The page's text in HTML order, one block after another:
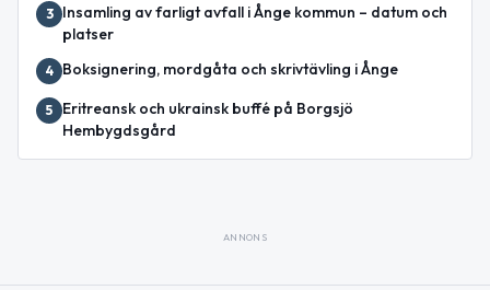
3
Insamling av farligt avfall i Ånge kommun – datum och
platser
4 Boksignering, mordgåta och skrivtävling i Ånge
5
Eritreansk och ukrainsk buffé på Borgsjö
Hembygdsgård
ANNONS